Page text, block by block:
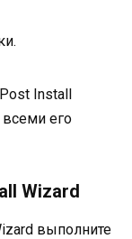
Install
его
Wizard
выполните